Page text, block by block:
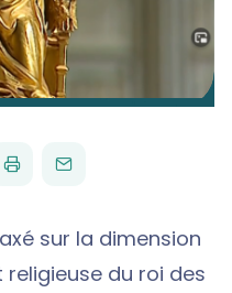
IMPRIMERENVOYER
PAR
EMAIL
sur la dimension
du roi des